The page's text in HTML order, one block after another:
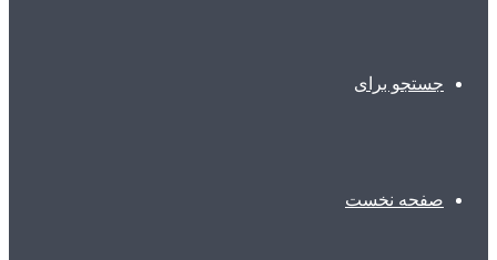
جستجو برای
صفحه نخست